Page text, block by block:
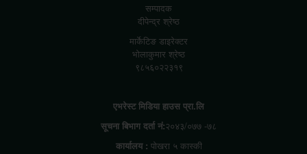
सम्पादक
दीपेन्द्र श्रेष्ठ
मार्केटिङ डाइरेक्टर
भोलाकुमार श्रेष्ठ
९८५६०२२३१९
एभरेस्ट मिडिया हाउस प्रा.लि
सूचना बिभाग दर्ता नं:२०४३/०७७ -७८
कार्यालय : पोखरा ५ कास्की